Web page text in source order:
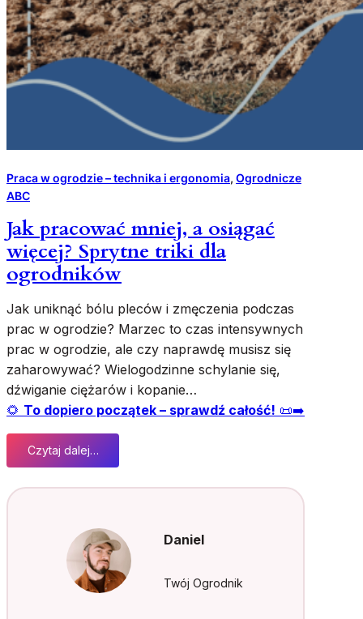
Praca w ogrodzie – technika i ergonomia, Ogrodnicze
ABC
Jak pracować mniej, a osiągać
więcej? Sprytne triki dla
ogrodników
Jak uniknąć bólu pleców i zmęczenia podczas
prac w ogrodzie? Marzec to czas intensywnych
prac w ogrodzie, ale czy naprawdę musisz się
zaharowywać? Wielogodzinne schylanie się,
dźwiganie ciężarów i kopanie…
🌻 To dopiero początek – sprawdź całość! 📜➡️
Czytaj dalej…
a
Daniel
Twój Ogrodnik